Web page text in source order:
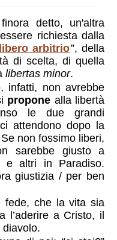
detto, un'altra
richiesta dalla
libero arbitrio”, della
di scelta, di quella
libertas minor.
infatti, non avrebbe
propone alla libertà
le due grandi
attendono dopo la
non fossimo liberi,
sarebbe giusto a
e altri in Paradiso.
giustizia / per ben
fede, che la vita sia
l’aderire a Cristo, il
diavolo.